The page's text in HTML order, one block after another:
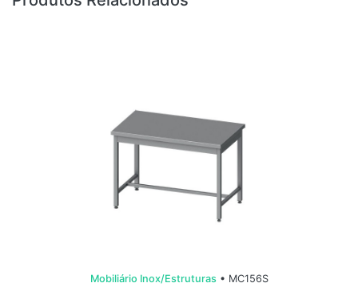
Mobiliário Inox/Estruturas• MC156S